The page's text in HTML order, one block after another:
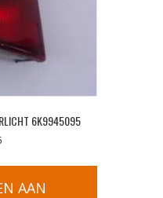
6K9945095
AAN